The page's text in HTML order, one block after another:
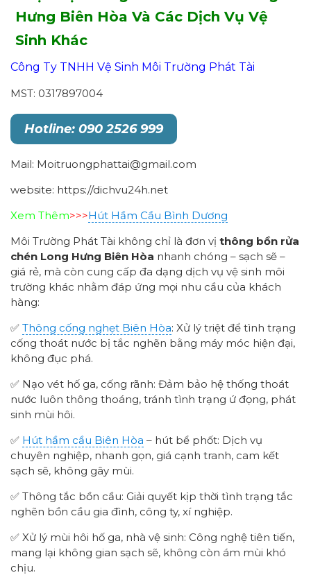
Hưng Biên Hòa Và Các Dịch Vụ Vệ
Sinh Khác
Công Ty TNHH Vệ Sinh Môi Trường Phát Tài
MST: 0317897004
Hotline: 090 2526 999
Mail: Moitruongphattai@gmail.com
website: https://dichvu24h.net
Xem Thêm>>>Hút Hầm Cầu Bình Dương
Môi Trường Phát Tài không chỉ là đơn vị thông bồn rửa
chén Long Hưng Biên Hòa nhanh chóng – sạch sẽ –
giá rẻ, mà còn cung cấp đa dạng dịch vụ vệ sinh môi
trường khác nhằm đáp ứng mọi nhu cầu của khách
hàng:
✅ Thông cống nghẹt Biên Hòa: Xử lý triệt để tình trạng
cống thoát nước bị tắc nghẽn bằng máy móc hiện đại,
không đục phá.
✅ Nạo vét hố ga, cống rãnh: Đảm bảo hệ thống thoát
nước luôn thông thoáng, tránh tình trạng ứ đọng, phát
sinh mùi hôi.
✅ Hút hầm cầu Biên Hòa – hút bể phốt: Dịch vụ
chuyên nghiệp, nhanh gọn, giá cạnh tranh, cam kết
sạch sẽ, không gây mùi.
✅ Thông tắc bồn cầu: Giải quyết kịp thời tình trạng tắc
nghẽn bồn cầu gia đình, công ty, xí nghiệp.
✅ Xử lý mùi hôi hố ga, nhà vệ sinh: Công nghệ tiên tiến,
mang lại không gian sạch sẽ, không còn ám mùi khó
chịu.